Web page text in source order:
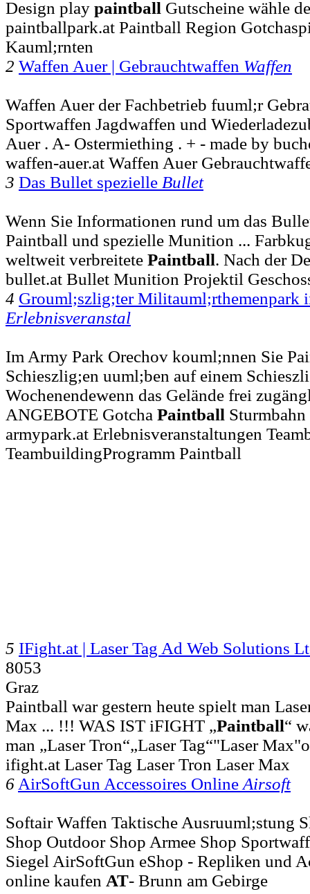
Design play paintball Gutscheine wähle
paintballpark.at Paintball Region
Kauml;rnten
2 Waffen Auer | Gebrauchtwaffen Waffen
Waffen Auer der Fachbetrieb fuuml;r
Sportwaffen Jagdwaffen und
Auer . A- Ostermiething . + - made by
waffen-auer.at Waffen Auer
3 Das Bullet spezielle Bullet
Wenn Sie Informationen rund um das
Paintball und spezielle Munition ...
weltweit verbreitete Paintball. Nach der
bullet.at Bullet Munition Projektil
4 Grouml;szlig;ter Militauml;rthemenpark
Erlebnisveranstal
Im Army Park Orechov kouml;nnen Sie
Schieszlig;en uuml;ben auf einem
Wochenendewenn das Gelände frei
ANGEBOTE Gotcha Paintball
armypark.at Erlebnisveranstaltungen
TeambuildingProgramm Paintball
5 IFight.at | Laser Tag Ad Web Solutions
8053
Graz
Paintball war gestern heute spielt man
Max ... !!! WAS IST iFIGHT „Paintball“
man „Laser Tron“„Laser Tag“"Laser
ifight.at Laser Tag Laser Tron Laser Max
6 AirSoftGun Accessoires Online Airsoft
Softair Waffen Taktische Ausruuml;stung
Shop Outdoor Shop Armee Shop
Siegel AirSoftGun eShop - Repliken und
online kaufen AT- Brunn am Gebirge